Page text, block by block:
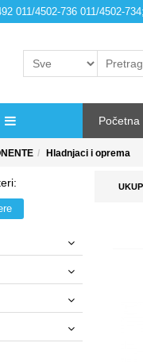
011/4502-736 011/4502-
Početna
Hladnjaci i oprema